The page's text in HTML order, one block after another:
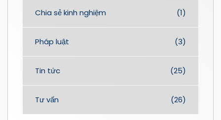
Chia sẻ kinh nghiệm (1)
Pháp luật (3)
Tin tức (25)
Tư vấn (26)